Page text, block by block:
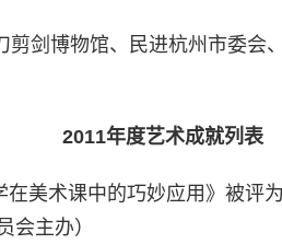
剪剑博物馆、民进杭州市委会
2011年度艺术成就列表
美术课中的巧妙应用》被评
会主办）